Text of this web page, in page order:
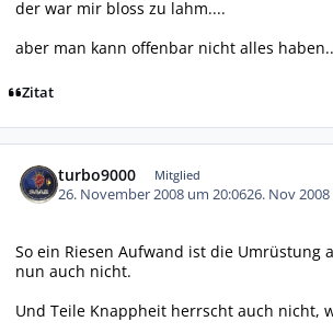
der war mir bloss zu lahm....
aber man kann offenbar nicht alles
Zitat
turbo9000 Mitglied
26. November 2008 um 20:0626. Nov 2008
So ein Riesen Aufwand ist die Umrüstung
nun auch nicht.
Und Teile Knappheit herrscht auch nicht,